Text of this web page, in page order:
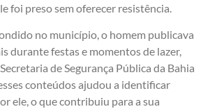
foi preso sem oferecer resistência.
no município, o homem publicava
durante festas e momentos de lazer,
de Segurança Pública da Bahia
conteúdos ajudou a identificar
ele, o que contribuiu para a sua